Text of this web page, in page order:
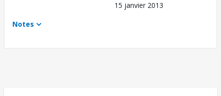
15 janvier 2013
Notes